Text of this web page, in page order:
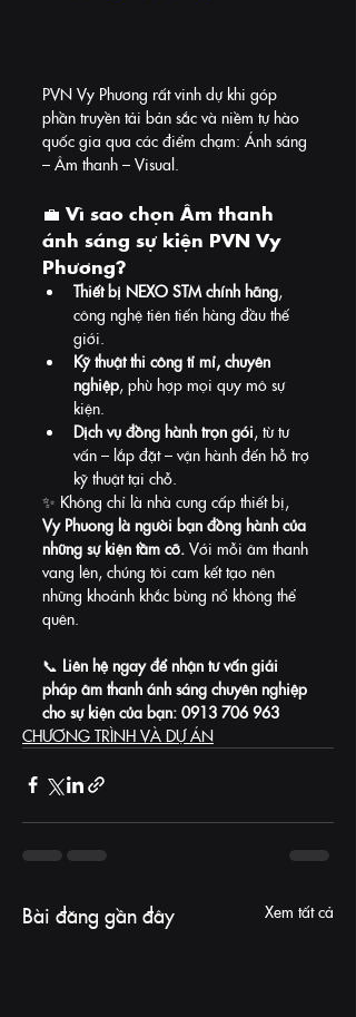
PVN Vy Phương rất vinh dự khi góp
phần truyền tải bản sắc và niềm tự hào
quốc gia qua các điểm chạm: Ánh sáng
– Âm thanh – Visual.
💼 Vì sao chọn Âm thanh
ánh sáng sự kiện PVN Vy
Phương?
Thiết bị NEXO STM chính hãng,
công nghệ tiên tiến hàng đầu thế
giới.
Kỹ thuật thi công tỉ mỉ, chuyên
nghiệp, phù hợp mọi quy mô sự
kiện.
Dịch vụ đồng hành trọn gói, từ tư
vấn – lắp đặt – vận hành đến hỗ trợ
kỹ thuật tại chỗ.
✨ Không chỉ là nhà cung cấp thiết bị,
Vy Phuong là người bạn đồng hành của
những sự kiện tầm cỡ. Với mỗi âm thanh
vang lên, chúng tôi cam kết tạo nên
những khoảnh khắc bùng nổ không thể
quên.
📞 Liên hệ ngay để nhận tư vấn giải
pháp âm thanh ánh sáng chuyên nghiệp
cho sự kiện của bạn: 0913 706 963
CHƯƠNG TRÌNH VÀ DỰ ÁN
Bài đăng gần đây Xem tất cả